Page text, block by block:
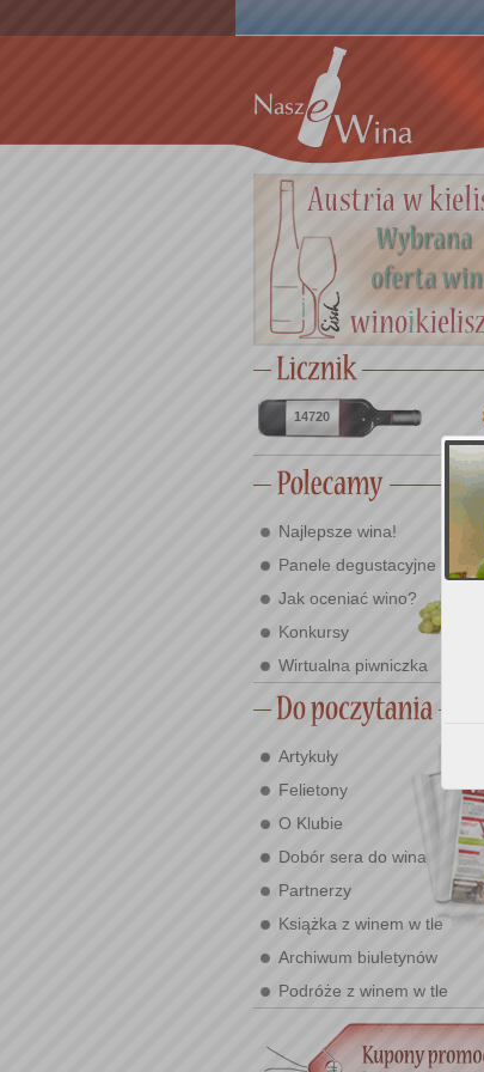
14720
Najlepsze wina!
Panele degustacyjne
Jak oceniać wino?
Konkursy
Wirtualna piwniczka
Artykuły
Felietony
O Klubie
Dobór sera do wina
Partnerzy
Książka z winem w tle
Archiwum biuletynów
Podróże z winem w tle